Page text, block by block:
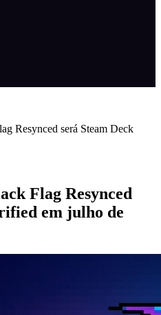
Resynced será Steam Deck
Flag Resynced
em julho de